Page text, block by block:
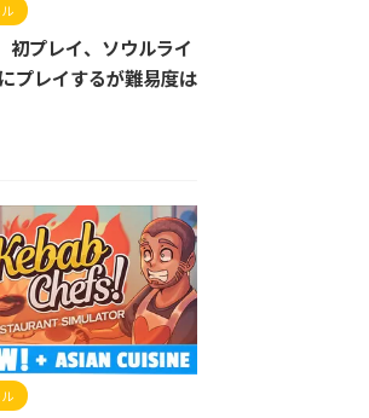
プレイ、ソウルライ
プレイするが難易度は